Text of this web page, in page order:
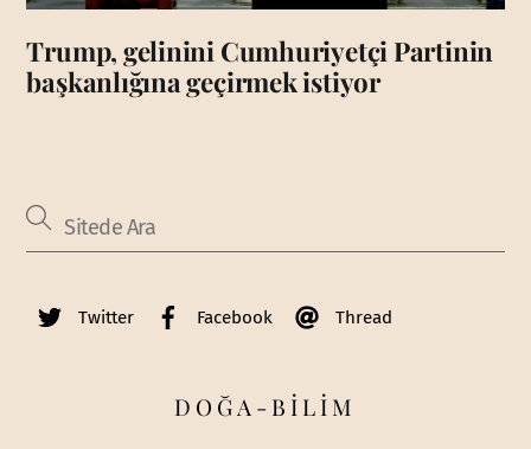
Trump, gelinini Cumhuriyetçi Partinin
başkanlığına geçirmek istiyor
Twitter Facebook Thread
DOĞA-BİLİM